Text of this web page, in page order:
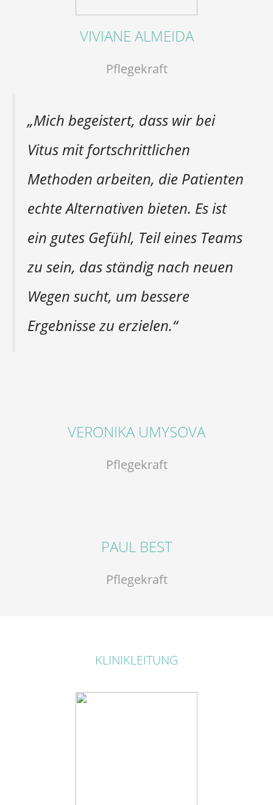
VIVIANE ALMEIDA
Pflegekraft
„Mich begeistert, dass wir bei
Vitus mit fortschrittlichen
Methoden arbeiten, die Patienten
echte Alternativen bieten. Es ist
ein gutes Gefühl, Teil eines Teams
zu sein, das ständig nach neuen
Wegen sucht, um bessere
Ergebnisse zu erzielen.“
VERONIKA UMYSOVA
Pflegekraft
PAUL BEST
Pflegekraft
KLINIKLEITUNG